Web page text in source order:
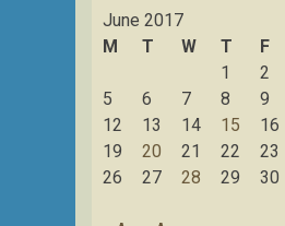
June 2017
M
T W T F
1
2
5
6 7 8 9
12
13 14 15 16
19
20 21 22 23
26
27 28 29 30